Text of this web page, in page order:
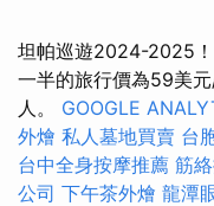
坦帕巡遊2024-2025！
一半的旅行價為59美
人。 GOOGLE
外燴 私人墓地買賣 台
台中全身按摩推薦 筋
公司 下午茶外燴 龍潭